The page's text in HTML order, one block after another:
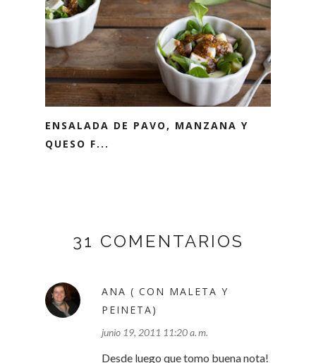
ENSALADA DE PAVO, MANZANA Y
QUESO F...
31 COMENTARIOS
ANA ( CON MALETA Y
PEINETA)
junio 19, 2011 11:20 a. m.
Desde luego que tomo buena nota!